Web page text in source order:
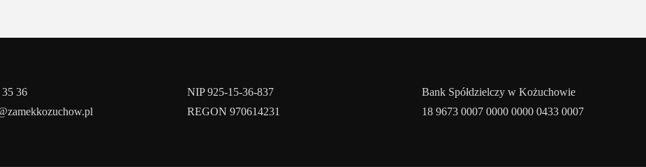
36
NIP 925-15-36-837
REGON 970614231
Bank Spółdzielczy w Kożuchowie
18 9673 0007 0000 0000 0433 0007